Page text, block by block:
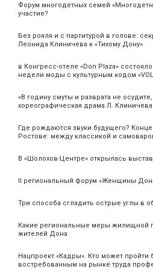
Форум многодетных семей
участие?
Без рояля и с партитурой в голове:
Леонида Клиничева к «Тихому Дону»
в Конгресс-отеле «Don Plaza»
недели моды с культурным кодом
«В годину смуты и разврата не
хореографическая драма Л.
Где рождаются звуки будущего?
Ростове: между классикой и
В «Шолохов-Центре» открылась
II региональный форум «Женщины
Три способа сгладить острые углы в
Какие региональные меры жилищной
жителей Дона
Нацпроект «Кадры». Кто может пройти
востребованным на рынке труда